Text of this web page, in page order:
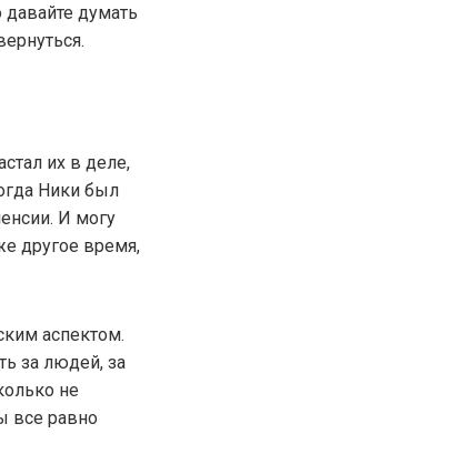
думать
их в деле,
Ники был
И могу
другое время,
аспектом.
за людей, за
не
все равно